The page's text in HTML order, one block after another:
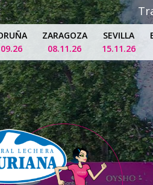
ZARAGOZA
08.11.26
SEVILLA
15.11.26